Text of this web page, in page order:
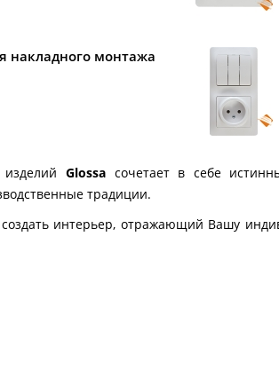
накладного монтажа
изделий Glossaсочетает в себе
традиции.
интерьер, отражающий Вашу